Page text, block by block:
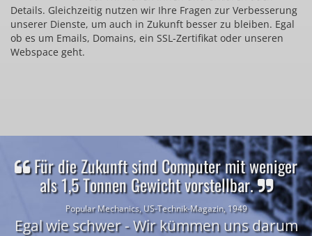
Details. Gleichzeitig nutzen wir Ihre Fragen zur Verbesserung
unserer Dienste, um auch in Zukunft besser zu bleiben. Egal
ob es um Emails, Domains, ein SSL-Zertifikat oder unseren
Webspace geht.
Für die Zukunft sind Computer mit weniger
als 1,5 Tonnen Gewicht vorstellbar.
Popular Mechanics, US-Technik-Magazin, 1949
Egal wie schwer - Wir kümmen uns darum